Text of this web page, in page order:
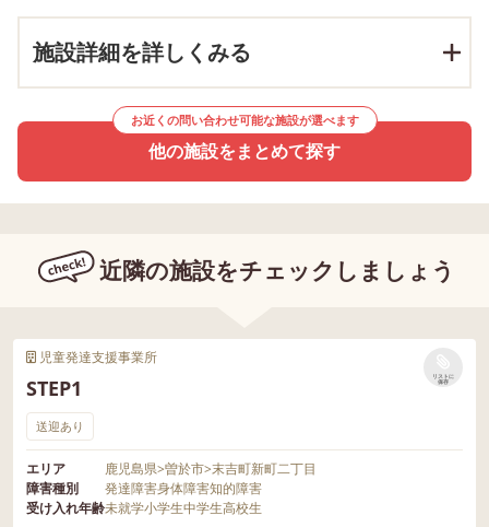
施設詳細を詳しくみる
お近くの問い合わせ可能な施設が選べます
他の施設をまとめて探す
近隣の施設をチェックしましょう
児童発達支援事業所
STEP1
リストに
保存
送迎あり
エリア 鹿児島県>曽於市>末吉町新町二丁目
障害種別
発達障害身体障害知的障害
受け入れ年齢未就学小学生中学生高校生